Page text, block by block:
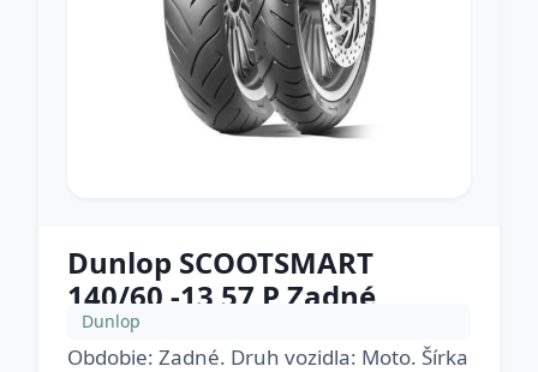
Dunlop SCOOTSMART
140/60 -13 57 P Zadné
Dunlop
Obdobie: Zadné. Druh vozidla: Moto. Šírka